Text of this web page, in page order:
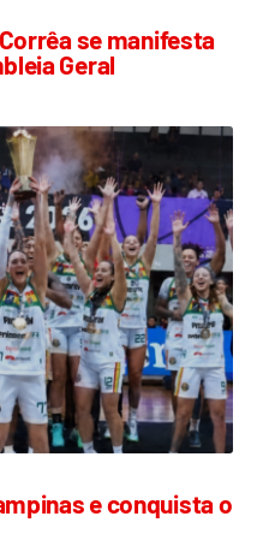
se manifesta
Geral
e conquista o